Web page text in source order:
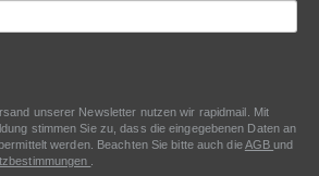
unserer Newsletter nutzen wir rapidmail. Mit
stimmen Sie zu, dass die eingegebenen Daten an
werden. Beachten Sie bitte auch dieAGBund